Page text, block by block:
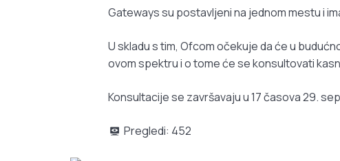
Gateways su postavljeni na jednom mestu i
U skladu s tim, Ofcom očekuje da će u
ovom spektru i o tome će se konsultovati
Konsultacije se završavaju u 17 časova 29.
Pregledi: 452